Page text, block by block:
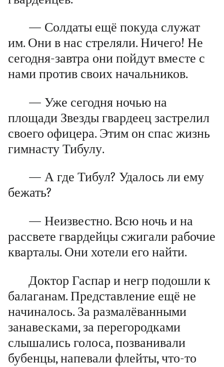
— Солдаты ещё покуда служат
им. Они в нас стреляли. Ничего! Не
сегодня-завтра они пойдут вместе с
нами против своих начальников.
— Уже сегодня ночью на
площади Звезды гвардеец застрелил
своего офицера. Этим он спас жизнь
гимнасту Тибулу.
— А где Тибул? Удалось ли ему
бежать?
— Неизвестно. Всю ночь и на
рассвете гвардейцы сжигали рабочие
кварталы. Они хотели его найти.
Доктор Гаспар и негр подошли к
балаганам. Представление ещё не
начиналось. За размалёванными
занавесками, за перегородками
слышались голоса, позванивали
бубенцы, напевали флейты, что-то